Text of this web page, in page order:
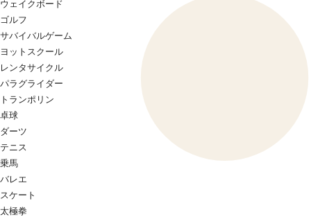
ウェイクボード
ゴルフ
サバイバルゲーム
ヨットスクール
レンタサイクル
パラグライダー
トランポリン
卓球
ダーツ
テニス
乗馬
バレエ
スケート
太極拳